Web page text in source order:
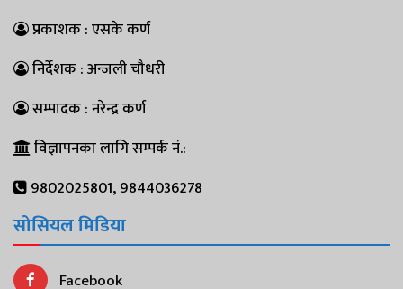
प्रकाशक : एसके कर्ण
निर्देशक : अन्जली चौधरी
सम्पादक : नरेन्द्र कर्ण
विज्ञापनका लागि सम्पर्क नं.:
9802025801, 9844036278
सोसियल मिडिया
Facebook